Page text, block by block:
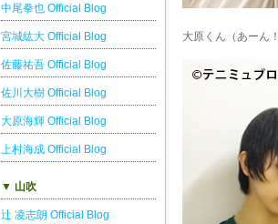
中尾拳也 Official Blog
宮城紘大 Official Blog
佐藤祐吾 Official Blog
佐川大樹 Official Blog
大原海輝 Official Blog
上村海成 Official Blog
▼ 山吹
辻 凌志朗 Official Blog
大原くん（あーん